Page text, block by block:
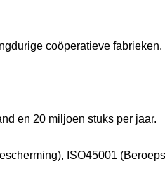
coöperatieve fabrieken.
en 20 miljoen stuks per jaar.
ISO45001